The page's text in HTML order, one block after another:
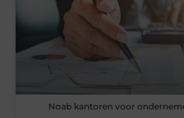
Noab kantoren voor